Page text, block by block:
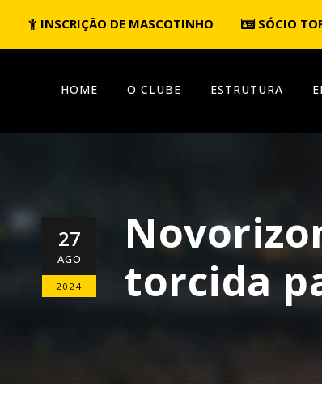
INSCRIÇÃO DE MASCOTINHO SÓCIO
HOME O CLUBE ESTRUTURA
27
AGO
2024
torcida